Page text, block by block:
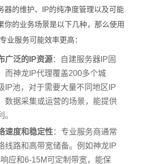
器的维护、IP的纯净度管理以及可能
你的业务场景是以下几种，那么使用
业服务可能效率更高：
广泛的IP资源：自建服务器IP固
而神龙IP代理覆盖200多个城
IP池，对于需要大量不同地区IP
数据采集或运营的场景，能提供
。
速度和稳定性：专业服务商通常
线路和高带宽储备。例如神龙IP
应和6-15M可定制带宽，能保